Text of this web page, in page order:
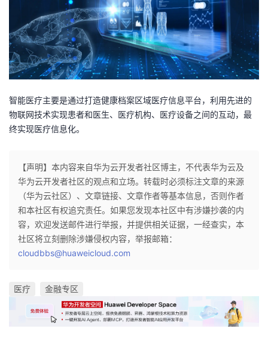
智能医疗主要是通过打造健康档案区域医疗信息平台，利用先进的
物联网技术实现患者和医生、医疗机构、医疗设备之间的互动，最
终实现医疗信息化。
【声明】本内容来自华为云开发者社区博主，不代表华为云及
华为云开发者社区的观点和立场。转载时必须标注文章的来源
（华为云社区）、文章链接、文章作者等基本信息，否则作者
和本社区有权追究责任。如果您发现本社区中有涉嫌抄袭的内
容，欢迎发送邮件进行举报，并提供相关证据，一经查实，本
社区将立刻删除涉嫌侵权内容，举报邮箱：
cloudbbs@huaweicloud.com
医疗 金融专区